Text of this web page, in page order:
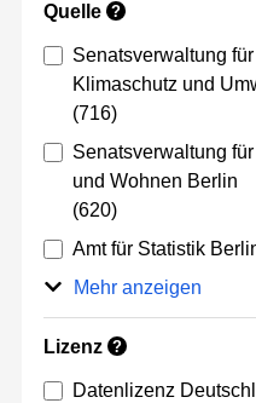
Quelle ?
Senatsverwaltung
Klimaschutz und
(716)
Senatsverwaltung
und Wohnen Berlin
(620)
Amt für Statistik
Mehr anzeigen
Lizenz ?
Datenlizenz